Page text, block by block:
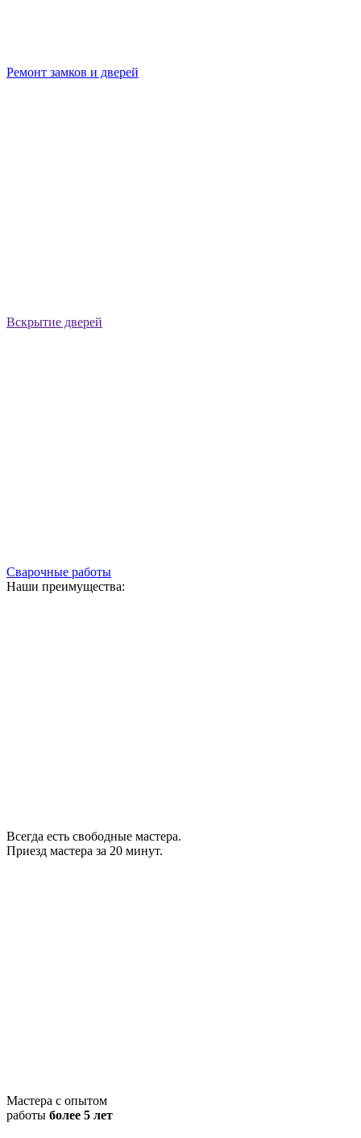
Ремонт замков и дверей
Вскрытие дверей
Сварочные работы
Наши преимущества:
Всегда есть свободные мастера.
Приезд мастера за 20 минут.
Мастера с опытом
работы более 5 лет